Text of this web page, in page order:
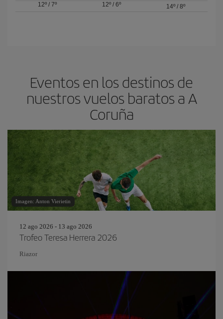
12º /7º
12º / 6º
14º/ 8º
Eventos en los destinos de
nuestros vuelos baratos a A
Coruña
Imagen: Anton Vierietin
12 ago 2026 - 13 ago 2026
Trofeo Teresa Herrera 2026
Riazor